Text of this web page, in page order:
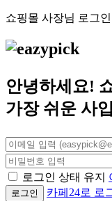
쇼핑몰 사장님 로그인
안녕하세요!
가장 쉬운 사입
로그인 상태 유지
로그인 카페24로 로